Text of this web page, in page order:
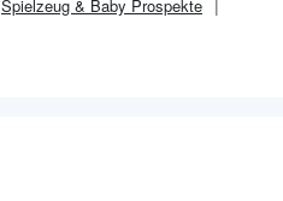
Spielzeug & Baby Prospekte